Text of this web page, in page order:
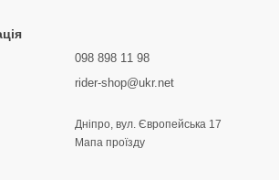
098 898 11 98
rider-shop@ukr.net
Дніпро, вул. Європейська 17
Мапа проїзду